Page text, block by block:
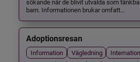
barn. Informationen brukar omfatt...
Adoptionsresan
Information Vägledning